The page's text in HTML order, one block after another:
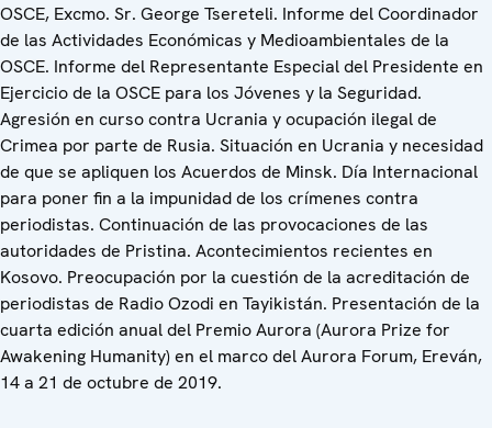
OSCE, Excmo. Sr. George Tsereteli. Informe del Coordinador
de las Actividades Económicas y Medioambientales de la
OSCE. Informe del Representante Especial del Presidente en
Ejercicio de la OSCE para los Jóvenes y la Seguridad.
Agresión en curso contra Ucrania y ocupación ilegal de
Crimea por parte de Rusia. Situación en Ucrania y necesidad
de que se apliquen los Acuerdos de Minsk. Día Internacional
para poner fin a la impunidad de los crímenes contra
periodistas. Continuación de las provocaciones de las
autoridades de Pristina. Acontecimientos recientes en
Kosovo. Preocupación por la cuestión de la acreditación de
periodistas de Radio Ozodi en Tayikistán. Presentación de la
cuarta edición anual del Premio Aurora (Aurora Prize for
Awakening Humanity) en el marco del Aurora Forum, Ereván,
14 a 21 de octubre de 2019.